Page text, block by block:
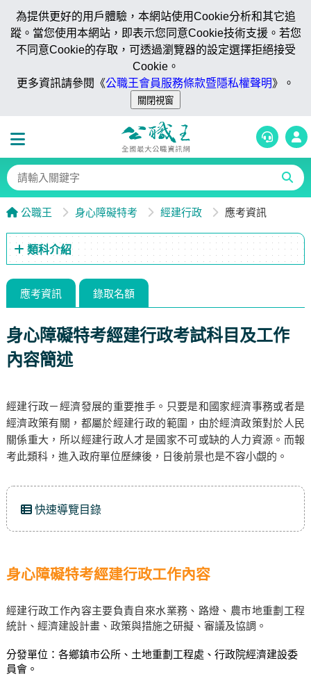
為提供更好的用戶體驗，本網站使用Cookie分析和其它追
蹤。當您使用本網站，即表示您同意Cookie技術支援。若您
不同意Cookie的存取，可透過瀏覽器的設定選擇拒絕接受
Cookie。
更多資訊請參閱《公職王會員服務條款暨隱私權聲明》。
公職王 身心障礙特考 經建行政 應考資訊
類科介紹
應考資訊 錄取名額
身心障礙特考經建行政考試科目及工作
內容簡述
經建行政－經濟發展的重要推手。只要是和國家經濟事務或者是
經濟政策有關，都屬於經建行政的範圍，由於經濟政策對於人民
關係重大，所以經建行政人才是國家不可或缺的人力資源。而報
考此類科，進入政府單位歷練後，日後前景也是不容小覷的。
快速導覽目錄
身心障礙特考經建行政工作內容
經建行政工作內容主要負責自來水業務、路燈、農市地重劃工程
統計、經濟建設計畫、政策與措施之研擬、審議及協調。
分發單位：各鄉鎮市公所、土地重劃工程處、行政院經濟建設委
員會。